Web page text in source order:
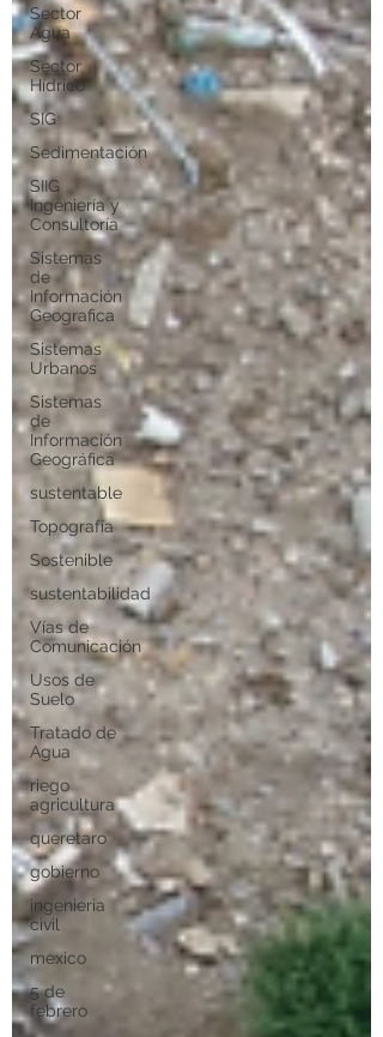
Sector
Agua
Sector
Hídrico
SIG
Sedimentación
SIIG
Ingeniería y
Consultoría
Sistemas
de
Información
Geografica
Sistemas
Urbanos
Sistemas
de
Información
Geográfica
sustentable
Topografía
Sostenible
sustentabilidad
Vías de
Comunicación
Usos de
Suelo
Tratado de
Agua
riego
agricultura
queretaro
gobierno
ingenieria
civil
mexico
5 de
febrero